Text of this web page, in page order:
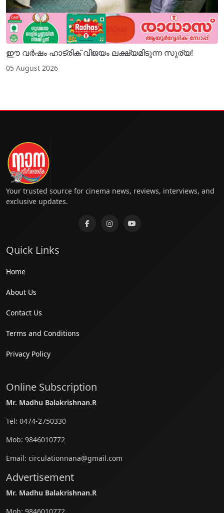
ഈ വർഷം ഹാട്രിക് വിജയം ലക്ഷ്യമിടുന്ന സൂര്യ!
05 August 2026
Your trusted source for cinema news, reviews, interviews, and
exclusive updates.
Quick Links
Home
About Us
Contact Us
Terms and Conditions
Privacy Policy
Online Subscription
Mr. Madhu Balakrishnan.R
Tel: 0474-2750330
Mob: 9846010772
Email: circulationnana@gmail.com
Advertisement
Mr. Madhu Balakrishnan.R
Mob: 9846010772